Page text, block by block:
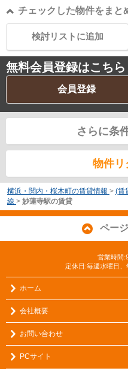
チェックした物件をまと
検討リストに追加
無料会員登録はこちら
会員登録
さらに条
物件リ
横浜・関内・桜木町の賃貸情報 > (賃
線 > 妙蓮寺駅の賃貸
ペー
営業時間
定休日:毎週水曜日
ホーム
会社概要
お問い合わせ
PCサイト